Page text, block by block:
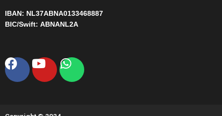
IBAN: NL37ABNA0133468887
BIC/Swift: ABNANL2A
Facebook
YoutubeWhatsapp